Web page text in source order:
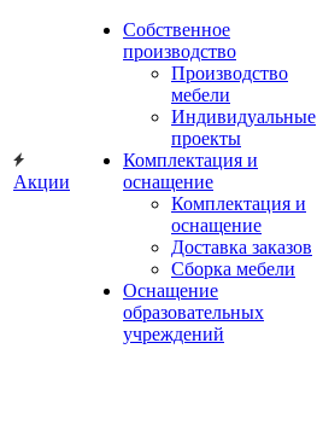
Акции
Собственное
производство
Производство
мебели
Индивидуальные
проекты
Комплектация и
оснащение
Комплектация и
оснащение
Доставка заказов
Сборка мебели
Оснащение
образовательных
учреждений